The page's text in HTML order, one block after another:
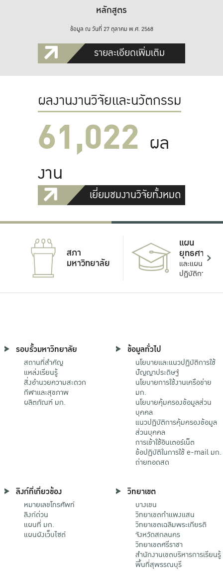
หลักสูตร
ข้อมูล ณ วันที่ 27 ตุลาคม พ.ศ. 2568
รายละเอียดเพิ่มเติม
ผลงานงานวิจัยและนวัตกรรม
61,022 ผล
งาน
เยี่ยมชมงานวิจัยทั้งหมด
สภา
มหาวิทยาลัย
แผน
ยุทธศาสตร์
และแผน
ปฏิบัติการ
รอบรั้วมหาวิทยาลัย
สถานที่สำคัญ
แหล่งเรียนรู้
สิ่งอำนวยความสะดวก
กีฬาและสุขภาพ
ผลิตภัณฑ์ มก.
ข้อมูลทั่วไป
นโยบายและแนวปฏิบัติการใช้
ปัญญาประดิษฐ์
นโยบายการใช้งานเครือข่าย
มก.
นโยบายคุ้มครองข้อมูลส่วน
บุคคล
แนวปฏิบัติการคุ้มครองข้อมูล
ส่วนบุคคล
การเข้าใช้อินเตอร์เน็ต
ข้อปฏิบัติในการใช้ e-mail มก.
ถ่ายทอดสด
ลิงก์ที่เกี่ยวข้อง
หมายเลขโทรศัพท์
ลิงก์ด่วน
แผนที่ มก.
แผนผังเว็บไซต์
วิทยาเขต
บางเขน
วิทยาเขตกําแพงแสน
วิทยาเขตเฉลิมพระเกียรติ
จังหวัดสกลนคร
วิทยาเขตศรีราชา
สำนักงานเขตบริหารการเรียนรู้
พื้นที่สุพรรณบุรี